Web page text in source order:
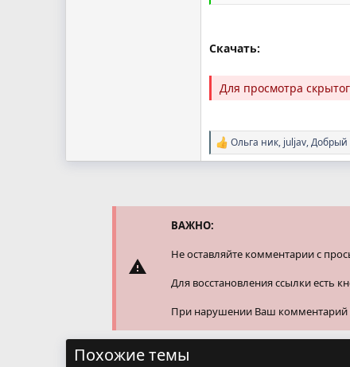
Скачать:
Для просмотра
Р
е
Ольга ник, juljav,Добрый
ВАЖНО:
Не оставляйте комментарии с
Для восстановления ссылки есть
При нарушении Ваш комментарий
Похожие темы